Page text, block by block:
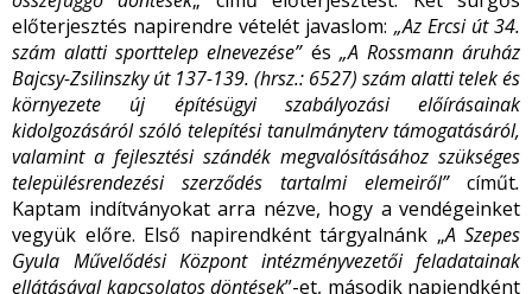
előterjesztés napirendre vételét javaslom: „Az Ercsi út 34.
szám alatti sporttelep elnevezése” és „A Rossmann áruház
Bajcsy-Zsilinszky út 137-139. (hrsz.: 6527) szám alatti telek és
környezete új építésügyi szabályozási előírásainak
kidolgozásáról szóló telepítési tanulmányterv támogatásáról,
valamint a fejlesztési szándék megvalósításához szükséges
településrendezési szerződés tartalmi elemeiről” címűt.
Kaptam indítványokat arra nézve, hogy a vendégeinket
vegyük előre. Első napirendként tárgyalnánk „A Szepes
Gyula Művelődési Központ intézményvezetői feladatainak
ellátásával kapcsolatos döntések”-et, második napiendként